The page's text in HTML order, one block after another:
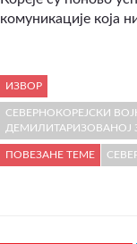
комуникације која
ИЗВОР
СЕВЕРНОКОРЕЈСКИ
ДЕМИЛИТАРИЗОВАНОЈ
ПОВЕЗАНЕ ТЕМЕ